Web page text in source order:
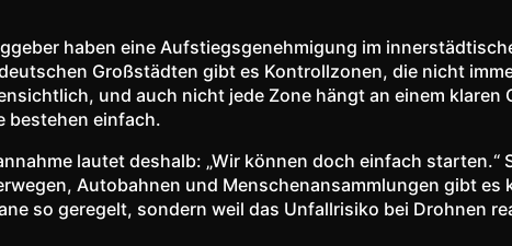
haben eine Aufstiegsgenehmigung im
Großstädten gibt es Kontrollzonen, die nicht
und auch nicht jede Zone hängt an einem klaren
bestehen einfach.
lautet deshalb: „Wir können doch einfach
Autobahnen und Menschenansammlungen gibt es
so geregelt, sondern weil das Unfallrisiko bei Drohnen